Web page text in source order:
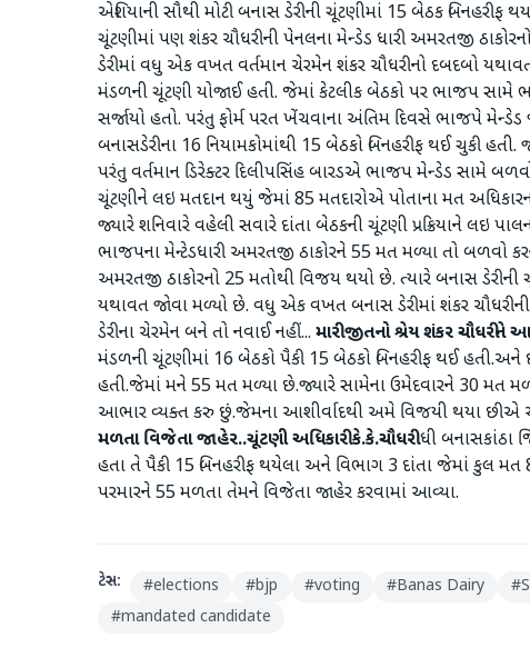
એશિયાની સૌથી મોટી બનાસ ડેરીની ચૂંટણીમાં 15 બેઠક
ચૂંટણીમાં પણ શંકર ચૌધરીની પેનલના મેન્ડેડ ધારી અમરતજી
ડેરીમાં વધુ એક વખત વર્તમાન ચેરમેન શંકર ચૌધરીનો દબદબો યથાવત
મંડળની ચૂંટણી યોજાઈ હતી. જેમાં કેટલીક બેઠકો પર ભાજપ સામે
સર્જાયો હતો. પરંતુ ફોર્મ પરત ખેંચવાના અંતિમ દિવસે ભાજપે મેન્ડેડ
બનાસડેરીના 16 નિયામકોમાંથી 15 બેઠકો બિનહરીફ થઈ ચુકી
પરંતુ વર્તમાન ડિરેક્ટર દિલીપસિંહ બારડએ ભાજપ મેન્ડેડ સામે
ચૂંટણીને લઇ મતદાન થયું જેમાં 85 મતદારોએ પોતાના મત
જ્યારે શનિવારે વહેલી સવારે દાંતા બેઠકની ચૂંટણી પ્રક્રિયાને લઇ
ભાજપના મેન્ટેડધારી અમરતજી ઠાકોરને 55 મત મળ્યા તો બળવો
અમરતજી ઠાકોરનો 25 મતોથી વિજય થયો છે. ત્યારે બનાસ
યથાવત જોવા મળ્યો છે. વધુ એક વખત બનાસ ડેરીમાં શંકર
ડેરીના ચેરમેન બને તો નવાઈ નહીં... મારી જીતનો શ્રેય શંકર
મંડળની ચૂંટણીમાં 16 બેઠકો પૈકી 15 બેઠકો બિનહરીફ થઈ
હતી.જેમાં મને 55 મત મળ્યા છે.જ્યારે સામેના ઉમેદવારને 30 મત
આભાર વ્યક્ત કરુ છું.જેમના આશીર્વાદથી અમે વિજયી થયા છીએ
મળતા વિજેતા જાહેર..ચૂંટણી અધિકારી કે.કે.ચૌધરીધી બનાસકાંઠા
હતા તે પૈકી 15 બિનહરીફ થયેલા અને વિભાગ 3 દાંતા જેમાં કુલ
પરમારને 55 મળતા તેમને વિજેતા જાહેર કરવામાં આવ્યા.
ટેગ્સ: #elections #bjp #voting #Banas Dairy #
#mandated candidate